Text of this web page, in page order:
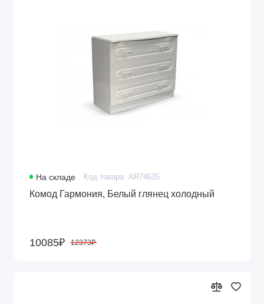
На складе Код товара: AR74635
Комод Гармония, Белый глянец холодный
10085₽ 12373₽